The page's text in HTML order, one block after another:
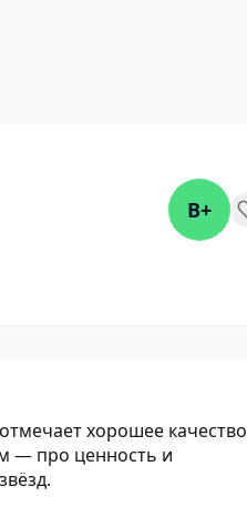
B+
хорошее качество
— про ценность и